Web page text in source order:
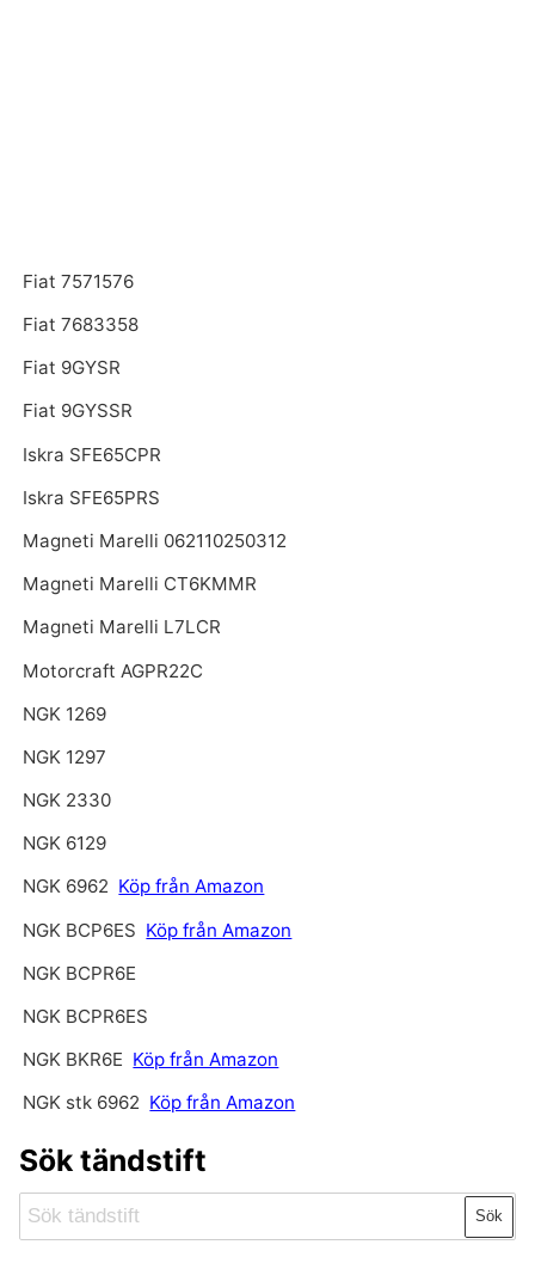
Fiat 7571576
Fiat 7683358
Fiat 9GYSR
Fiat 9GYSSR
Iskra SFE65CPR
Iskra SFE65PRS
Magneti Marelli 062110250312
Magneti Marelli CT6KMMR
Magneti Marelli L7LCR
Motorcraft AGPR22C
NGK 1269
NGK 1297
NGK 2330
NGK 6129
NGK 6962 Köp från Amazon
NGK BCP6ES Köp från Amazon
NGK BCPR6E
NGK BCPR6ES
NGK BKR6E Köp från Amazon
NGK stk 6962 Köp från Amazon
Sök tändstift
Sök